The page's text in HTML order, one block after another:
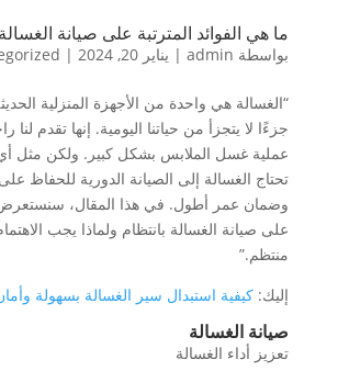
ما هي الفوائد المترتبة على صيانة
بواسطة admin
| يناير 20, 2024 |
“الغسالة هي واحدة من الأجهزة المنزلية
جزءًا لا يتجزأ من حياتنا اليومية. إنها تقدم
عملية غسل الملابس بشكل كبير. ولكن مثل
تحتاج الغسالة إلى الصيانة الدورية للحفاظ على
وضمان عمر أطول. في هذا المقال، سنستعرض
على صيانة الغسالة بانتظام ولماذا يجب
منتظم.”
إليك: كيفية استبدال سير الغسالة بسهولة
صيانة الغسالة
تعزيز أداء الغسالة